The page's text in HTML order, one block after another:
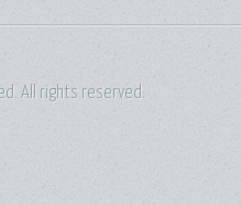
All rights reserved.